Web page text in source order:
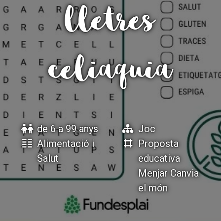
lletres
celiaquia
de 6 a 99 anys
Joc
Alimentació i
Salut
Proposta
educativa
Menjar Canvia
el món
ACCIÓ SOCIAL I JOVES
ESPLAIS
SUPORT TERCER SECTOR
ACCIÓ SOCIAL I JOVES
ESPLAIS
SUPORT TERCER SECTOR